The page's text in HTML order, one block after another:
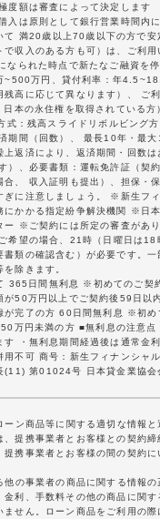
度額は審査によって決定します
入は原則として銀行営業時間内に
て 満20歳以上70歳以下の方で安
収入のある方も可）は、ご利用
なられた時点で新たなご融資を
~500万円、貸付利率：年
残高に応じて異なります）、 ご
本の永住権を取得されている方
：残高スライドリボルビング方
期間（回数）、 最長10年・最
上返済により、返済期間・回数
）、必要書類：運転免許証（契
合、 収入証明も提出）、担保・
ぎに注意しましょう。 ※新生フ
にかかる指定紛争解決機関 ※日
ー ※ご契約には所定の審査があり
希望の場合、21時（日曜日は18
類の確認含む）が必要です。一
除きます。
365日間無利息 ※初めてのご契
が50万円以上でご契約後59日以
が完了の方 60日間無利息 ※初
万円未満の方 ■無利息の注意点
す ・無利息期間経過後は通常金
用不可 商号：新生フィナンシャ
(11) 第01024号 日本貸金業協
ーン商品等に関する適切な情報と
提携事業者とお客様との契約締
提携事業者とお客様の間の契約
の事業者の商品に関する情報の
金利、手数料その他の商品に関す
ません。ローン商品をご利用の際